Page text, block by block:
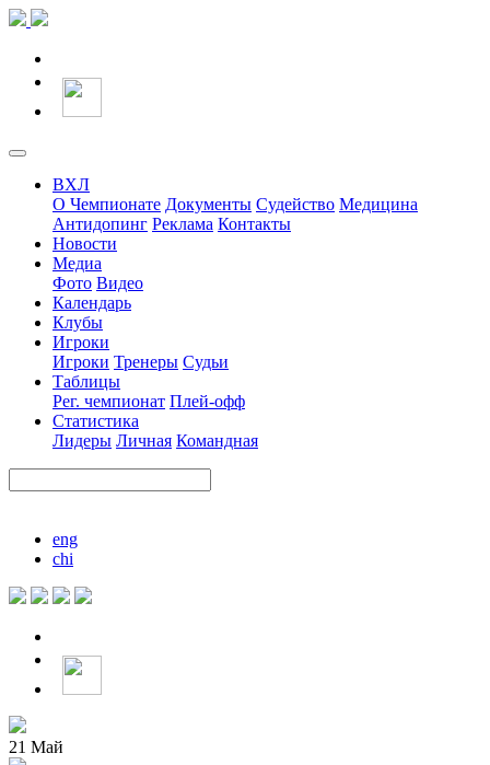
ВХЛ
О Чемпионате Документы Судейство Медицина
Антидопинг Реклама Контакты
Новости
Медиа
Фото Видео
Календарь
Клубы
Игроки
Игроки Тренеры Судьи
Таблицы
Рег. чемпионат Плей-офф
Статистика
Лидеры Личная Командная
eng
chi
21 Май